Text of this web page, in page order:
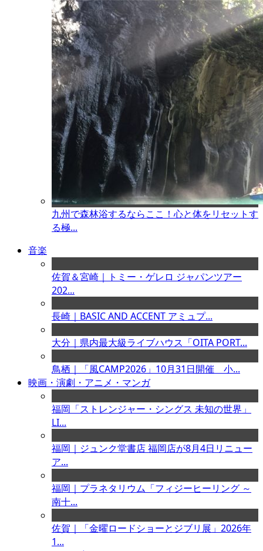
九州で森林浴するならここ！心と体をリセットす
る極...
音楽
佐賀＆宮崎｜トミー・ゲレロ ジャパンツアー
202...
長崎｜BASIC AND ACCENT アミュプ...
大分｜県内最大級ライブハウス「OITA PORT...
鳥栖｜「風CAMP2026」10月31日開催 小...
映画・演劇・アニメ・マンガ
福岡「ストレンジャー・シングス 未知の世界」
LI...
福岡｜ジュンク堂書店 福岡店が8月4日リニュー
ア...
福岡｜プラネタリウム「フィジーヒーリング ～
南十...
佐賀｜「金曜ロードショーとジブリ展」2026年
1...